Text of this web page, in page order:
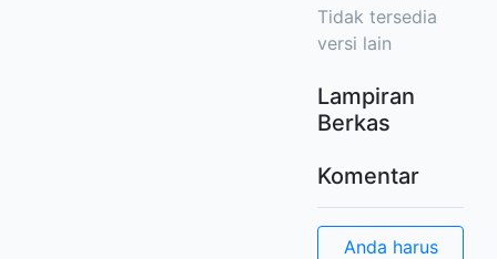
Tidak tersedia
versi lain
Lampiran
Berkas
Komentar
Anda harus